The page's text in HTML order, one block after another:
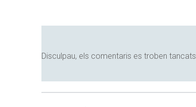
Disculpau, els comentaris es troben tancats